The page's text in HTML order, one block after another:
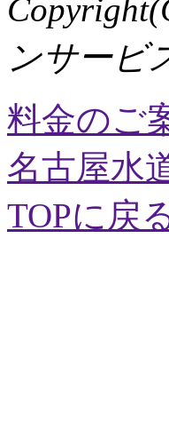
ンサービ
料金のご
名古屋水
TOPに戻